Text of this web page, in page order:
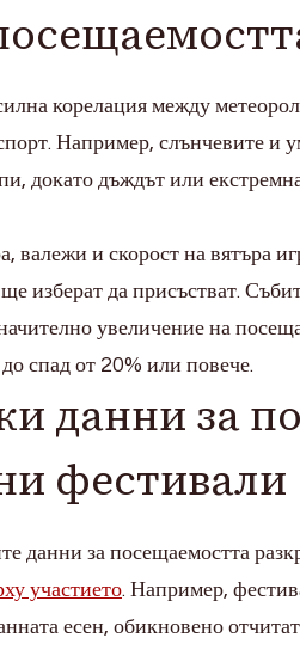
корелация между
Например, слънчевите и
докато дъждът или
валежи и скорост на вятъра
изберат да присъстват.
увеличение на
спад от 20% или повече.
данни за
фестивали
данни за посещаемостта
участието. Например,
есен, обикновено